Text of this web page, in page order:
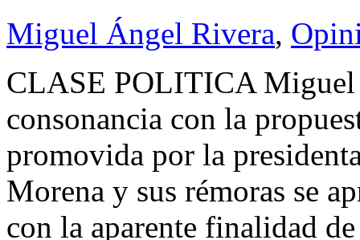
Miguel Ángel Rivera,
CLASE POLITICA
consonancia con la
promovida por la
Morena y sus rémoras se
con la aparente finalidad